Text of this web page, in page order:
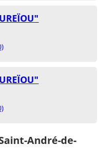
André-de-